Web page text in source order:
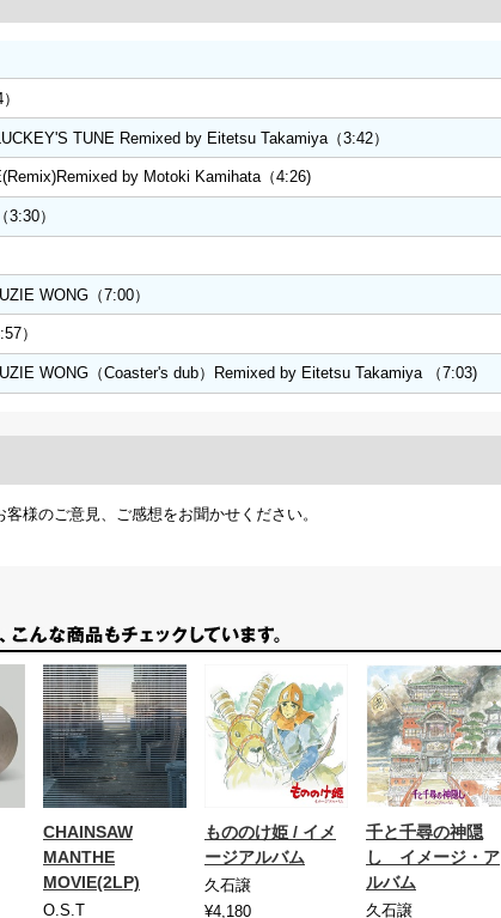
TUNE Remixed by Eitetsu Takamiya（3:42）
by Motoki Kamihata（4:26)
）
WONG（7:00）
）
WONG（Coaster's dub）Remixed by Eitetsu Takamiya （7:03)
客様のご意見、ご感想をお聞かせください。
CHAINSAW
MANTHE
MOVIE(2LP)
O.S.T
もののけ姫 / イメ
ージアルバム
久石譲
¥4,180
千と千尋の神隠
し イメージ・ア
ルバム
久石譲